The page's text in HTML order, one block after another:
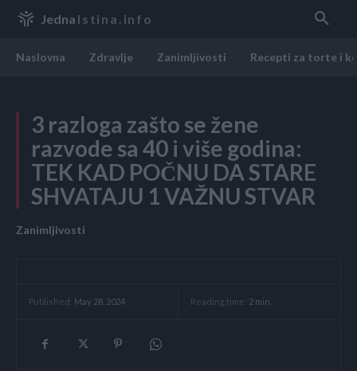
Jedna Istina.info
Naslovna Zdravlje Zanimljivosti Recepti za torte i
3 razloga zašto se žene
razvode sa 40 i više godina:
TEK KAD POČNU DA STARE
SHVATAJU 1 VAŽNU STVAR
Zanimljivosti
Published: May 28, 2024 Reading time: 2 min.